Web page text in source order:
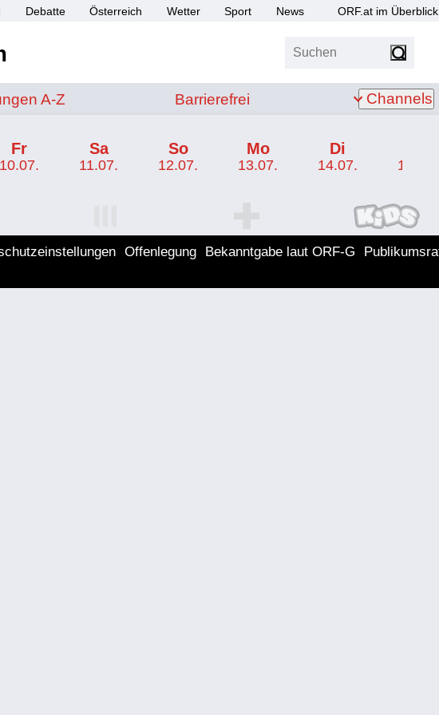
Debatte Österreich Wetter Sport News ORF.at im Überblick
Suchen
von A bis Z
A-Z Barrierefrei
Barrierefrei Channels
Fr
10.07.
Sa
11.07.
So
12.07.
Mo
13.07.
Di
14.07. 15.07.
ORF KIDS Programm
Offenlegung Bekanntgabe laut ORF-G